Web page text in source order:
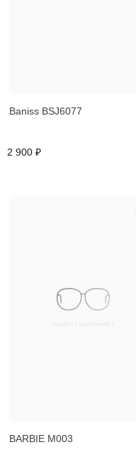
Baniss BSJ6077
2 900 ₽
BARBIE M003